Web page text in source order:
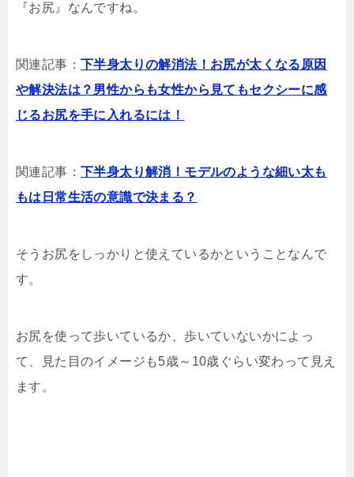
『お尻』なんですね。
関連記事： 下半身太りの解消法！お尻が太くなる原因
や解決法は？男性からも女性から見てもセクシーに感
じるお尻を手に入れるには！
関連記事： 下半身太り解消！モデルのような細い太も
もは日常生活の意識で決まる？
そうお尻をしっかりと使えているかということなんで
す。
お尻を使って歩いているか、歩いていないかによっ
て、見た目のイメージも5歳～10歳ぐらい変わって見え
ます。